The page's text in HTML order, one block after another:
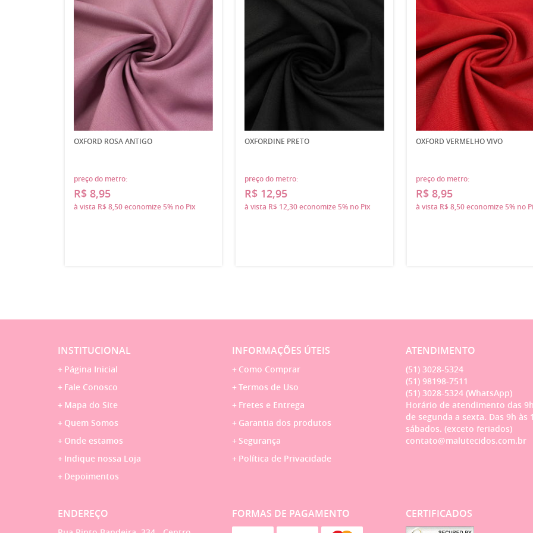
OXFORD ROSA ANTIGO
preço do metro:
R$ 8,95
à vista R$ 8,50economize5% no Pix
OXFORDINE PRETO
preço do metro:
R$ 12,95
à vista R$ 12,30economize5% no Pix
OXFORD VERMELHO VIVO
preço do metro:
R$ 8,95
à vista R$ 8,50economize5% no
INSTITUCIONAL
Página Inicial
Fale Conosco
Mapa do Site
Quem Somos
Onde estamos
Indique nossa Loja
Depoimentos
INFORMAÇÕES ÚTEIS
Como Comprar
Termos de Uso
Fretes e Entrega
Garantia dos produtos
Segurança
Política de Privacidade
ATENDIMENTO
(51) 3028-5324
(51) 98198-7511
(51) 3028-5324 (WhatsApp)
Horário de atendimento das
de segunda a sexta. Das 9h às
sábados. (exceto feriados)
contato@malutecidos.com.br
ENDEREÇO FORMAS DE PAGAMENTO CERTIFICADOS